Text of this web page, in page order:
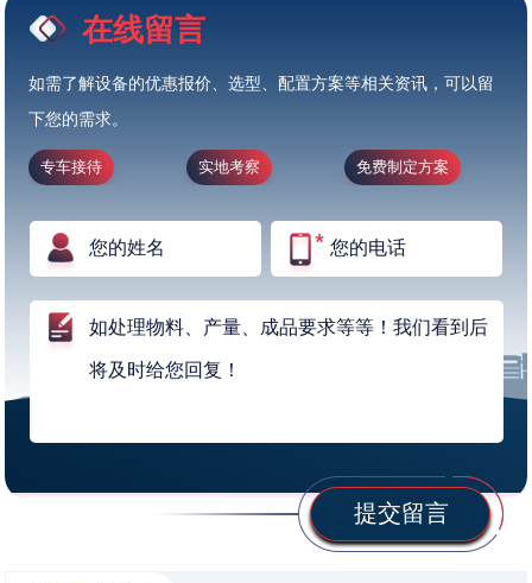
在线留言
如需了解设备的优惠报价、选型、配置方案等相关资讯，可以留
下您的需求。
专车接待 实地考察 免费制定方案
提交留言